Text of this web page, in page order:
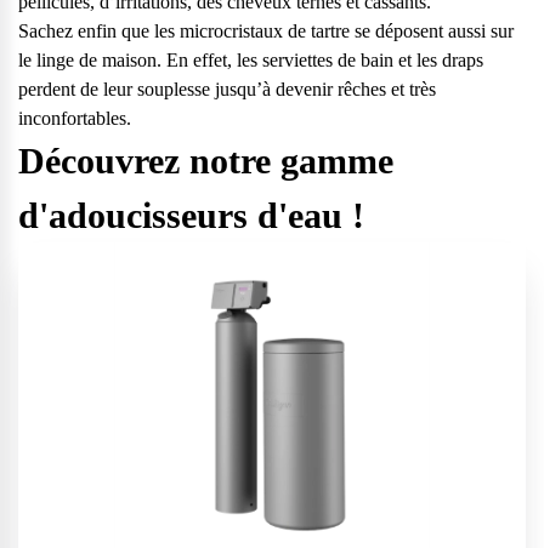
Sachez enfin que les microcristaux de tartre se déposent aussi sur
le linge de maison. En effet, les serviettes de bain et les draps
perdent de leur souplesse jusqu’à devenir rêches et très
inconfortables.
Découvrez notre gamme
d'adoucisseurs d'eau !